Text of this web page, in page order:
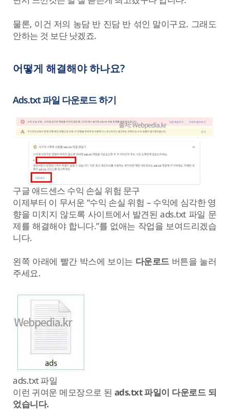
물론, 이건 저의 농담 반 진담 반 섞인 말이구요. 그래도
안하는 것 보단 낫겠죠.
어떻게 해결해야 하나요?
Ads.txt 파일 다운로드 하기
구글 애드센스 수익 손실 위험 문구
이제부터 이 무서운 “수익 손실 위험 – 수익에 심각한 영
향을 미치지 않도록 사이트에서 발견된 ads.txt 파일 문
제를 해결해야 합니다.”를 없애는 작업을 보여드리겠습
니다.
왼쪽 아래에 빨간 박스에 보이는 다운로드버튼을 눌러
주세요.
ads.txt 파일
이런 귀여운 메모장으로 된 ads.txt 파일이 다운로드 되
었습니다.